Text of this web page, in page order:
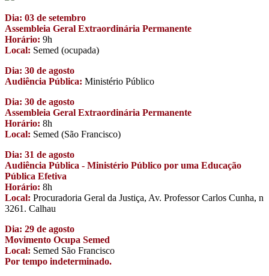
Dia: 03 de setembro
Assembleia Geral Extraordinária Permanente
Horário: 9h
Local: Semed (ocupada)
Dia: 30 de agosto
Audiência Pública: Ministério Público
Dia: 30 de agosto
Assembleia Geral Extraordinária Permanente
Horário: 8h
Local: Semed (São Francisco)
Dia: 31 de agosto
Audiência Pública - Ministério Público por uma Educação
Pública Efetiva
Horário: 8h
Local: Procuradoria Geral da Justiça, Av. Professor Carlos Cunha, n
3261. Calhau
Dia: 29 de agosto
Movimento Ocupa Semed
Local: Semed São Francisco
Por tempo indeterminado.